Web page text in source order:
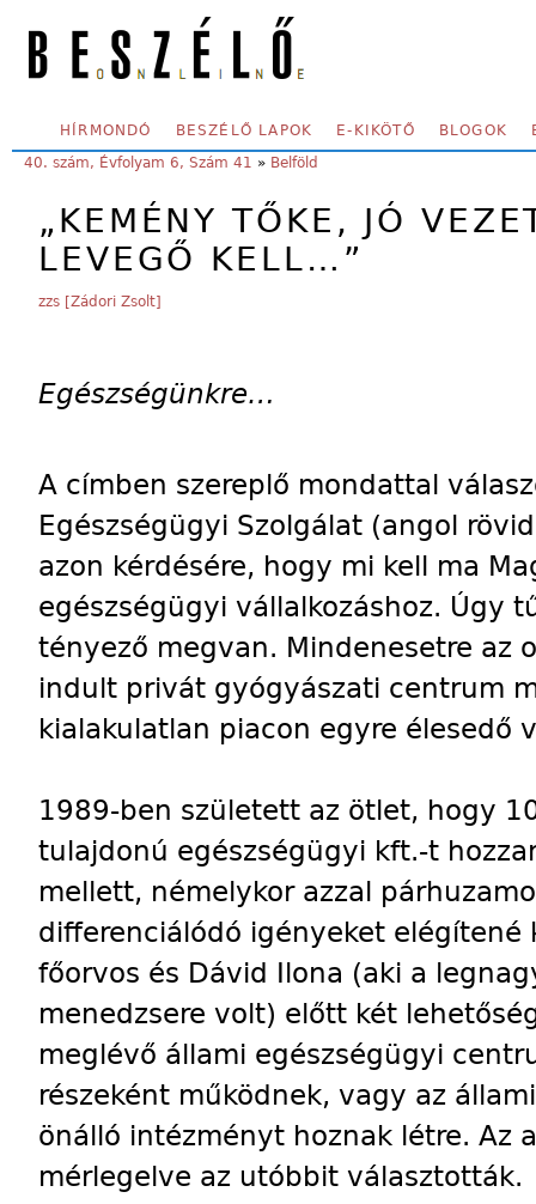
SECONDARY MENU
HÍRMONDÓ BESZÉLŐ LAPOK E-KIKÖTŐ BLOGOK
YOU ARE HERE:
40. szám, Évfolyam 6, Szám 41 » Belföld
„KEMÉNY TŐKE, JÓ
LEVEGŐ KELL…”
zzs [Zádori Zsolt]
Egészségünkre…
A címben szereplő mondattal
Egészségügyi Szolgálat (angol
azon kérdésére, hogy mi kell ma
egészségügyi vállalkozáshoz. Úgy
tényező megvan. Mindenesetre az
indult privát gyógyászati centrum
kialakulatlan piacon egyre élesedő
1989-ben született az ötlet, hogy
tulajdonú egészségügyi kft.-t
mellett, némelykor azzal
differenciálódó igényeket elégítené
főorvos és Dávid Ilona (aki a
menedzsere volt) előtt két
meglévő állami egészségügyi
részeként működnek, vagy az
önálló intézményt hoznak létre. Az
mérlegelve az utóbbit választották.